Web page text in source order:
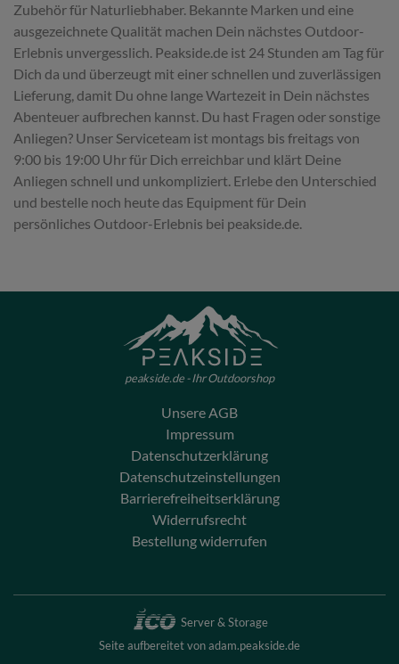
Zubehör für Naturliebhaber. Bekannte Marken und eine
ausgezeichnete Qualität machen Dein nächstes Outdoor-
Erlebnis unvergesslich. Peakside.de ist 24 Stunden am Tag für
Dich da und überzeugt mit einer schnellen und zuverlässigen
Lieferung, damit Du ohne lange Wartezeit in Dein nächstes
Abenteuer aufbrechen kannst. Du hast Fragen oder sonstige
Anliegen? Unser Serviceteam ist montags bis freitags von
9:00 bis 19:00 Uhr für Dich erreichbar und klärt Deine
Anliegen schnell und unkompliziert. Erlebe den Unterschied
und bestelle noch heute das Equipment für Dein
persönliches Outdoor-Erlebnis bei peakside.de.
peakside.de - Ihr Outdoorshop
Unsere AGB
Impressum
Datenschutzerklärung
Datenschutzeinstellungen
Barrierefreiheitserklärung
Widerrufsrecht
Bestellung widerrufen
Server & Storage
Seite aufbereitet von adam.peakside.de